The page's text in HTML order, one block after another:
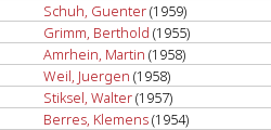
Schuh, Guenter(1959)
Grimm, Berthold (1955)
Amrhein, Martin (1958)
Weil, Juergen (1958)
Stiksel, Walter(1957)
Berres, Klemens(1954)